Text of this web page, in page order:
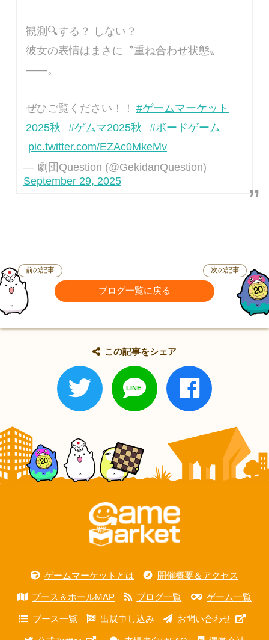
観測🔍する？ しない？
彼女の表情はまさに〝重ね合わせ状態〟
――。
ぜひご覧ください！！ #ゲームマーケット
2025秋
#ゲムマ2025秋
#ボードゲーム
pic.twitter.com/EZAc0MkeMv
— 劇団Question (@GekidanQuestion)
September 29, 2025
前の記事
ブログ一覧に戻る
次の記事
この記事をシェア
ゲームマーケットとは 開催概要＆アクセス
ブース＆ホールMAP ブログ一覧 ゲーム一覧
ブース一覧 出展申し込み お問い合わせ